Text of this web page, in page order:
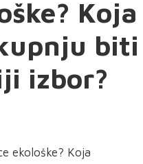
Koja
biti
izbor?
ekološke? Koja